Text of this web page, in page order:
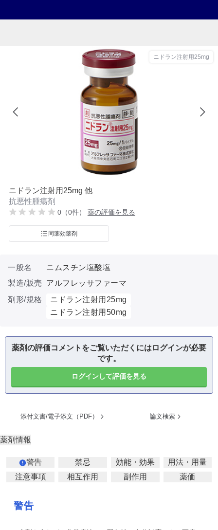
ニドラン注射用25mg
ニドラン注射用25mg 他
抗悪性腫瘍剤
0（0件） 薬の評価を見る
同薬効薬剤
一般名
ニムスチン塩酸塩
製造/販売
アルフレッサファーマ
剤形/規格
ニドラン注射用25mg
ニドラン注射用50mg
薬剤の評価コメントをご覧いただくにはログインが必要
です。
ログインして評価を見る
添付文書/電子添文（PDF） 論文検索
薬剤情報
警告 禁忌 効能・効果
用法・用量
注意事項
相互作用 副作用 薬価
警告